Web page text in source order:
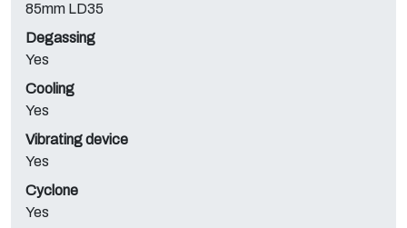
85mm LD35
Degassing
Yes
Cooling
Yes
Vibrating device
Yes
Cyclone
Yes